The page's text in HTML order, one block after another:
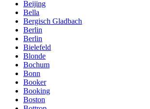
Beijing
Bella
Bergisch Gladbach
Berlin
Berlin
Bielefeld
Blonde
Bochum
Bonn
Booker
Booking
Boston